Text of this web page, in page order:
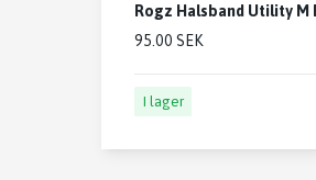
Rogz Halsband Utility M
95.00 SEK
I lager